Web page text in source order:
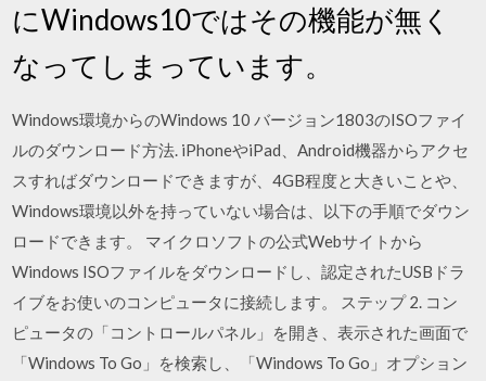
にWindows10ではその機能が無く
なってしまっています。
Windows環境からのWindows 10 バージョン1803のISOファイ
ルのダウンロード方法. iPhoneやiPad、Android機器からアクセ
スすればダウンロードできますが、4GB程度と大きいことや、
Windows環境以外を持っていない場合は、以下の手順でダウン
ロードできます。 マイクロソフトの公式Webサイトから
Windows ISOファイルをダウンロードし、認定されたUSBドラ
イブをお使いのコンピュータに接続します。 ステップ 2. コン
ピュータの「コントロールパネル」を開き、表示された画面で
「Windows To Go」を検索し、「Windows To Go」オプション